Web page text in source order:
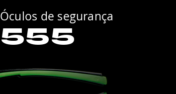
555
Óculos de segurança